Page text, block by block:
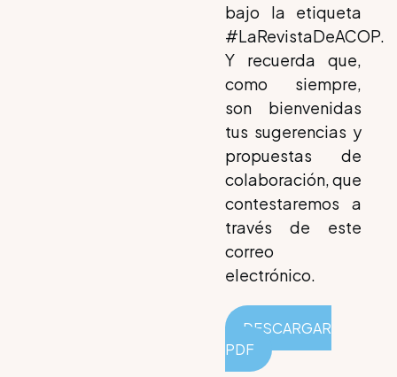
bajo la etiqueta
#LaRevistaDeACOP.
Y recuerda que,
como siempre,
son bienvenidas
tus sugerencias y
propuestas de
colaboración, que
contestaremos a
través de este
correo
electrónico.
DESCARGAR
PDF